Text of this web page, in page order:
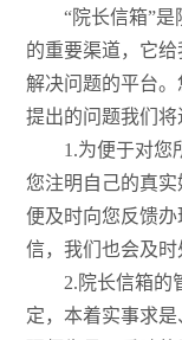
“院长信箱”是
的重要渠道，它给
解决问题的平台
提出的问题我们将
1.为便于对您所
您注明自己的真
便及时向您反馈
信，我们也会及时
2.院长信箱的管
定，本着实事求